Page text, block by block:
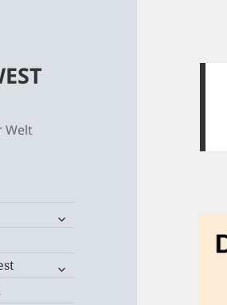
Welt
untermenü
untermenü